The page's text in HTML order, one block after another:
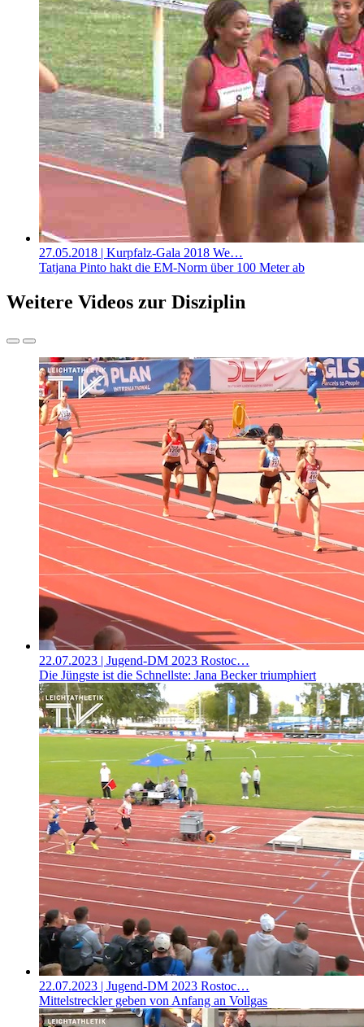
27.05.2018 | Kurpfalz-Gala 2018 We…
Tatjana Pinto hakt die EM-Norm über 100 Meter ab
Weitere Videos zur Disziplin
22.07.2023 | Jugend-DM 2023 Rostoc…
Die Jüngste ist die Schnellste: Jana Becker triumphiert
22.07.2023 | Jugend-DM 2023 Rostoc…
Mittelstreckler geben von Anfang an Vollgas